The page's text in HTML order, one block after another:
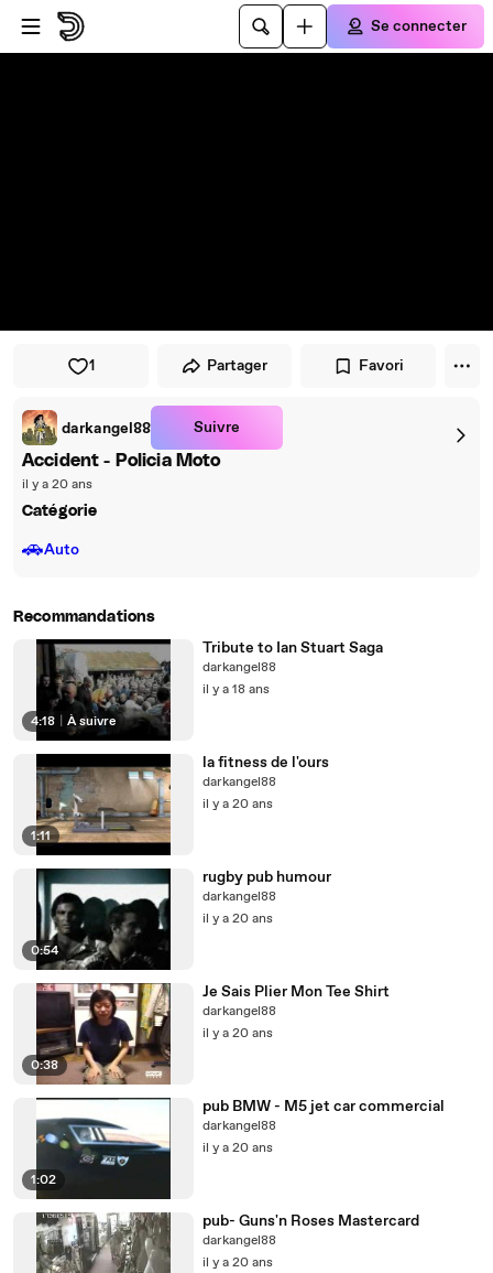
Passer au player
Passer au contenu principal
Se connecter
1 Partager Favori
darkangel88 Suivre
Accident - Policia Moto
il y a 20 ans
Catégorie
🚗Auto
Recommandations
4:18 À suivre
Tribute to Ian Stuart Saga
darkangel88
il y a 18 ans
1:11
la fitness de l'ours
darkangel88
il y a 20 ans
0:54
rugby pub humour
darkangel88
il y a 20 ans
0:38
Je Sais Plier Mon Tee Shirt
darkangel88
il y a 20 ans
1:02
pub BMW - M5 jet car commercial
darkangel88
il y a 20 ans
pub- Guns'n Roses Mastercard
darkangel88
il y a 20 ans